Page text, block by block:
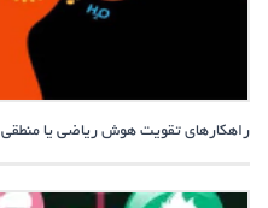
راهکارهای تقویت هوش ریاضی یا منطقی